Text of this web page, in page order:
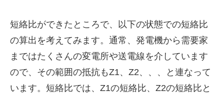
短絡比ができたところで、以下の状態での短絡比
の算出を考えてみます。通常、発電機から需要家
まではたくさんの変電所や送電線を介しています
ので、その範囲の抵抗もZ1、Z2、、、と連なって
います。短絡比では、Z1の短絡比、Z2の短絡比と